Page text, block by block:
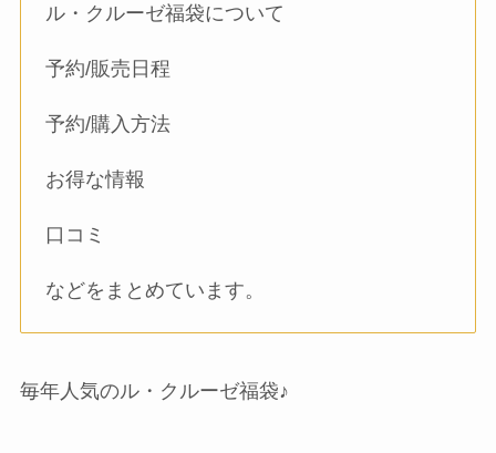
ル・クルーゼ福袋について
予約/販売日程
予約/購入方法
お得な情報
口コミ
などをまとめています。
毎年人気のル・クルーゼ福袋♪